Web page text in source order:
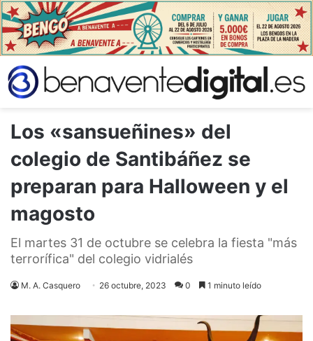
Los «sansueñines» del
colegio de Santibáñez se
preparan para Halloween y el
magosto
El martes 31 de octubre se celebra la fiesta "más
terrorífica" del colegio vidrialés
M. A. Casquero 26 octubre, 2023 0 1 minuto leído